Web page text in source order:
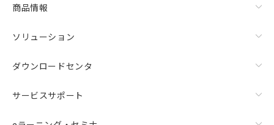
商品情報
ソリューション
ダウンロードセンタ
サービスサポート